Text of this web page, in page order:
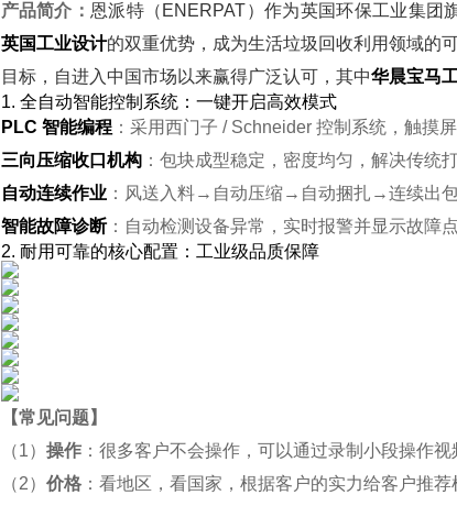
产品简介： 恩派特（ENERPAT）作为英国环保工业集团
英国工业设计的双重优势，成为生活垃圾回收利用领域的
目标，自进入中国市场以来赢得广泛认可，其中华晨宝马
1. 全自动智能控制系统：一键开启高效模式
PLC 智能编程：采用西门子 / Schneider 控制系统，触摸
三向压缩收口机构：包块成型稳定，密度均匀，解决传统
自动连续作业：风送入料→自动压缩→自动捆扎→连续出包
智能故障诊断：自动检测设备异常，实时报警并显示故障
2. 耐用可靠的核心配置：工业级品质保障
【常见问题】
（1） 操作：很多客户不会操作，可以通过录制小段操作
（2） 价格：看地区，看国家，根据客户的实力给客户推荐